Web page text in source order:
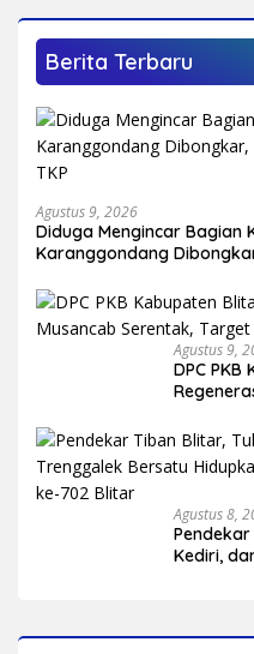
Berita Terbaru
Agustus 9, 2026
Diduga Mengincar Bagian
Karanggondang
Agustus 9,
DPC
Agustus 8,
Kediri,